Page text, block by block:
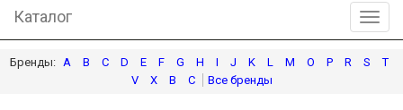
Каталог
A B C D E F G H I J K L M O P R S
T
V
X В С